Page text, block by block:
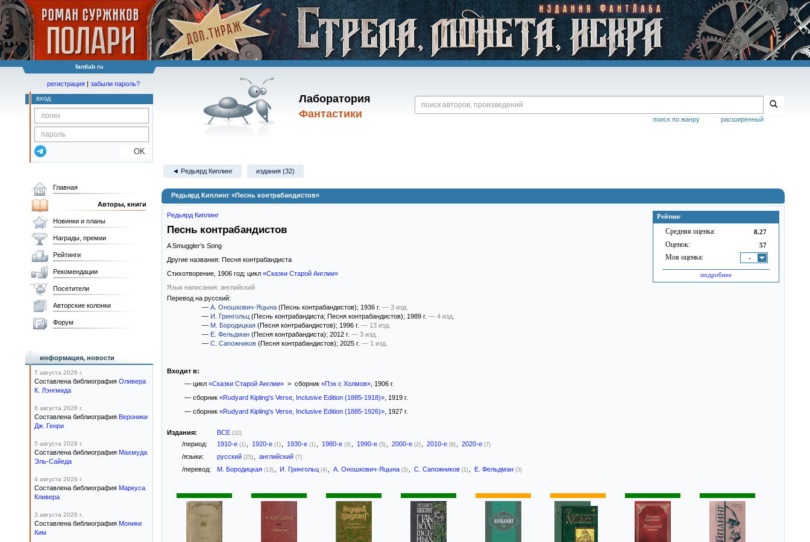
fantlab ru
Лаборатория
Фантастики
расширенный
поиск по жанру
регистрация | забыли пароль?
вход
OK
◄ Редьярд Киплинг издания (32)
Редьярд Киплинг «Песнь контрабандистов»
Рейтинг
Средняя оценка: 8.27
Оценок: 57
Моя оценка: -
подробнее
Редьярд Киплинг
Песнь контрабандистов
A Smuggler’s Song
Другие названия: Песня контрабандиста
Стихотворение, 1906 год; цикл «Сказки Старой Англии»
Язык написания: английский
Перевод на русский:
— А. Оношкович-Яцына (Песнь контрабандистов); 1936 г. — 3 изд.
— И. Грингольц (Песнь контрабандиста; Песня контрабандистов); 1989 г. — 4 изд.
— М. Бородицкая (Песня контрабандистов); 1996 г. — 13 изд.
— Е. Фельдман (Песня контрабандиста); 2012 г. — 3 изд.
— С. Сапожников (Песня контрабандистов); 2025 г. — 1 изд.
Входит в:
— цикл «Сказки Старой Англии»> сборник «Пэк с Холмов», 1906 г.
— сборник «Rudyard Kipling's Verse, Inclusive Edition (1885-1918)», 1919 г.
— сборник «Rudyard Kipling's Verse, Inclusive Edition (1885-1926)», 1927 г.
Издания: ВСЕ (32)
/период: 1910-е (1) 1920-е (1) 1930-е (1) 1980-е (3) 1990-е (5) 2000-е (2) 2010-е (9) 2020-е (7)
/языки: русский (25) английский (7)
/перевод: М. Бородицкая (13) И. Грингольц (4) А. Оношкович-Яцына (3) С. Сапожников (1) Е. Фельдман (3)
Главная
Авторы, книги
Новинки и планы
Награды, премии
Рейтинги
Рекомендации
Посетители
Авторские колонки
Форум
информация, новости
7 августа 2026 г.
Составлена библиография Оливера
К. Лэнгмида
6 августа 2026 г.
Составлена библиография Вероники
Дж. Генри
5 августа 2026 г.
Составлена библиография Махмуда
Эль-Сайеда
4 августа 2026 г.
Составлена библиография Маркуса
Кливера
3 августа 2026 г.
Составлена библиография Моники
Ким